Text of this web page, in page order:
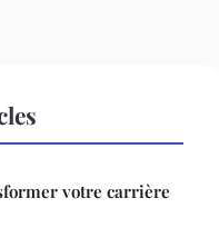
votre carrière